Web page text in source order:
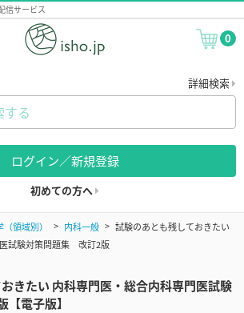
信サービス
0
詳細検索
ログイン／新規登録
初めての方へ
領域別） 内科一般
試験のあとも残しておきたい
試験対策問題集 改訂2版
きたい 内科専門医・総合内科専門医試験
電子版】